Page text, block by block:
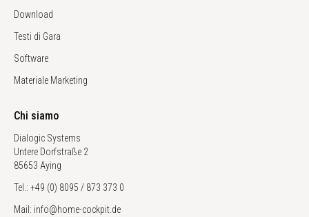
Download
Testi di Gara
Software
Materiale Marketing
Chi siamo
Dialogic Systems
Untere Dorfstraße 2
85653 Aying
Tel.: +49 (0) 8095 / 873 373 0
Mail: info@home-cockpit.de